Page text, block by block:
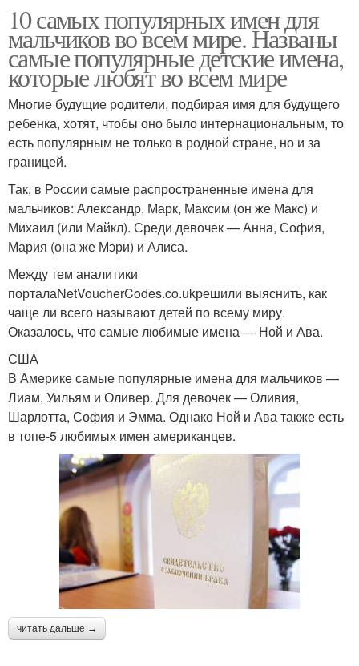
10 самых популярных имен для
мальчиков во всем мире. Названы
самые популярные детские имена,
которые любят во всем мире
Многие будущие родители, подбирая имя для будущего
ребенка, хотят, чтобы оно было интернациональным, то
есть популярным не только в родной стране, но и за
границей.
Так, в России самые распространенные имена для
мальчиков: Александр, Марк, Максим (он же Макс) и
Михаил (или Майкл). Среди девочек — Анна, София,
Мария (она же Мэри) и Алиса.
Между тем аналитики
порталаNetVoucherCodes.co.ukрешили выяснить, как
чаще ли всего называют детей по всему миру.
Оказалось, что самые любимые имена — Ной и Ава.
США
В Америке самые популярные имена для мальчиков —
Лиам, Уильям и Оливер. Для девочек — Оливия,
Шарлотта, София и Эмма. Однако Ной и Ава также есть
в топе-5 любимых имен американцев.
читать дальше →